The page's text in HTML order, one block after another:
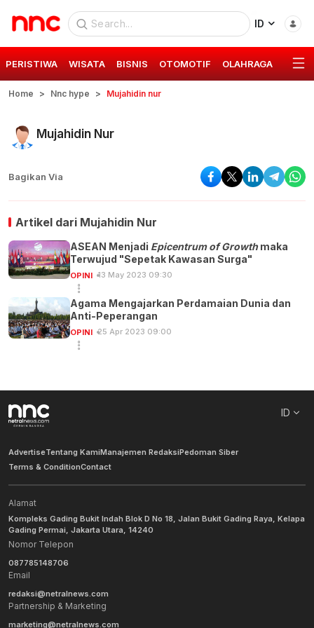
ID
PERISTIWA WISATA BISNIS OTOMOTIF OLAHRAGA GAYA
Home Nnc hype Mujahidin nur
Mujahidin Nur
Bagikan Via
Artikel dari Mujahidin Nur
ASEAN Menjadi Epicentrum of Growthmaka
Terwujud "Sepetak Kawasan Surga"
OPINI 13 May 2023 09:30
Agama Mengajarkan Perdamaian Dunia dan
Anti-Peperangan
OPINI 25 Apr 2023 09:00
ID
AdvertiseTentang KamiManajemen RedaksiPedoman Siber
Terms & ConditionContact
Alamat
Kompleks Gading Bukit Indah Blok D No 18, Jalan Bukit Gading Raya, Kelapa
Gading Permai, Jakarta Utara, 14240
Nomor Telepon
087785148706
Email
redaksi@netralnews.com
Partnership & Marketing
marketing@netralnews.com